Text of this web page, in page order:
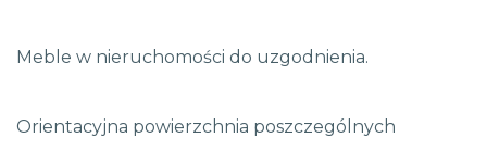
Meble w nieruchomości do uzgodnienia.
Orientacyjna powierzchnia poszczególnych